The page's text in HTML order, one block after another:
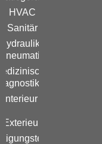
HVAC
Sanitär
Hydraulik /
Pneumatik
Interieur
Exterieur